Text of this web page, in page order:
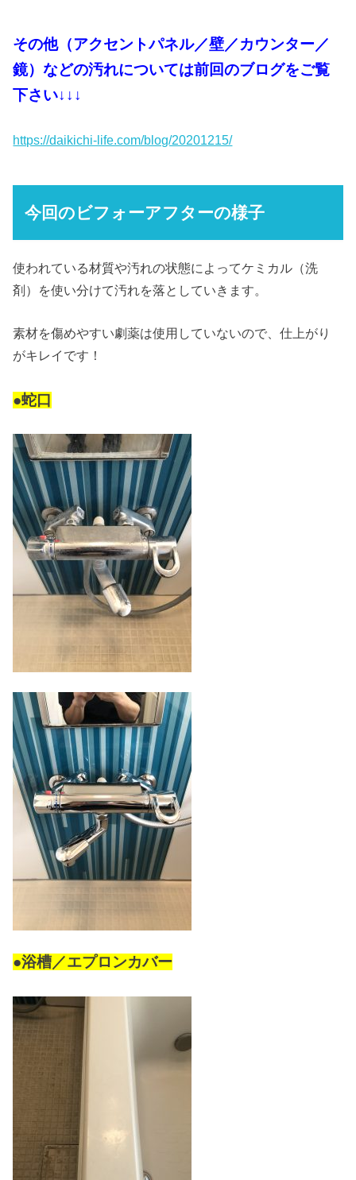
その他（アクセントパネル／壁／カウンター／
鏡）などの汚れについては前回のブログをご覧
下さい↓↓↓
https://daikichi-life.com/blog/20201215/
今回のビフォーアフターの様子
使われている材質や汚れの状態によってケミカル（洗
剤）を使い分けて汚れを落としていきます。
素材を傷めやすい劇薬は使用していないので、仕上がり
がキレイです！
●蛇口
●浴槽／エプロンカバー